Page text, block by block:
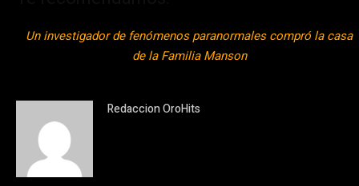
Un investigador de fenómenos paranormales compró la casa
de la Familia Manson
Redaccion OroHits